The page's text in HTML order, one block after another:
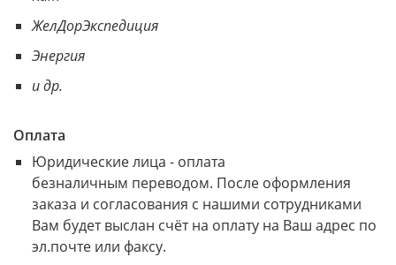
ЖелДорЭкспедиция
Энергия
и др.
Оплата
Юридические лица - оплата
безналичным переводом. После оформления
заказа и согласования с нашими сотрудниками
Вам будет выслан счёт на оплату на Ваш адрес по
эл.почте или факсу.